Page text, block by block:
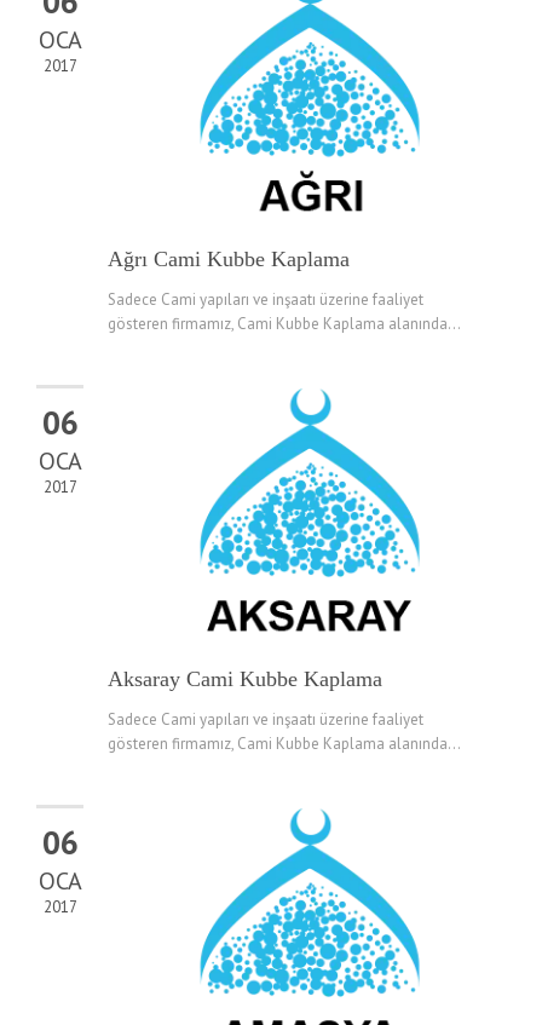
OCA
2017
Ağrı Cami Kubbe Kaplama
Sadece Cami yapıları ve inşaatı üzerine faaliyet
gösteren firmamız, Cami Kubbe Kaplama alanında...
06
OCA
2017
Aksaray Cami Kubbe Kaplama
Sadece Cami yapıları ve inşaatı üzerine faaliyet
gösteren firmamız, Cami Kubbe Kaplama alanında...
06
OCA
2017